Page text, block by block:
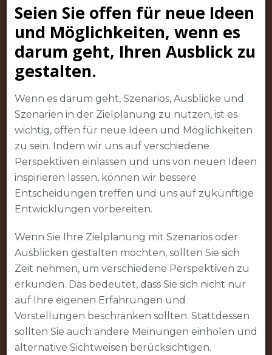
Seien Sie offen für neue Ideen
und Möglichkeiten, wenn es
darum geht, Ihren Ausblick zu
gestalten.
Wenn es darum geht, Szenarios, Ausblicke und
Szenarien in der Zielplanung zu nutzen, ist es
wichtig, offen für neue Ideen und Möglichkeiten
zu sein. Indem wir uns auf verschiedene
Perspektiven einlassen und uns von neuen Ideen
inspirieren lassen, können wir bessere
Entscheidungen treffen und uns auf zukünftige
Entwicklungen vorbereiten.
Wenn Sie Ihre Zielplanung mit Szenarios oder
Ausblicken gestalten möchten, sollten Sie sich
Zeit nehmen, um verschiedene Perspektiven zu
erkunden. Das bedeutet, dass Sie sich nicht nur
auf Ihre eigenen Erfahrungen und
Vorstellungen beschränken sollten. Stattdessen
sollten Sie auch andere Meinungen einholen und
alternative Sichtweisen berücksichtigen.